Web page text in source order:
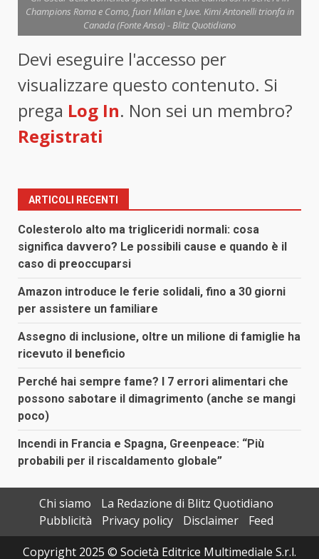
Champions Roma e Como, fuori Milan e Juve. Kimi Antonelli trionfa in
Canada (Fonte Ansa) - Blitz Quotidiano
Devi eseguire l'accesso per
visualizzare questo contenuto. Si
prega Log In. Non sei un membro?
Registrati
ARTICOLI RECENTI
Colesterolo alto ma trigliceridi normali: cosa
significa davvero? Le possibili cause e quando è il
caso di preoccuparsi
Amazon introduce le ferie solidali, fino a 30 giorni
per assistere un familiare
Assegno di inclusione, oltre un milione di famiglie ha
ricevuto il beneficio
Perché hai sempre fame? I 7 errori alimentari che
possono sabotare il dimagrimento (anche se mangi
poco)
Incendi in Francia e Spagna, Greenpeace: “Più
probabili per il riscaldamento globale”
Chi siamo
La Redazione di Blitz Quotidiano
Pubblicità
Privacy policy Disclaimer
Feed
Copyright 2025 © Società Editrice Multimediale S.r.l.